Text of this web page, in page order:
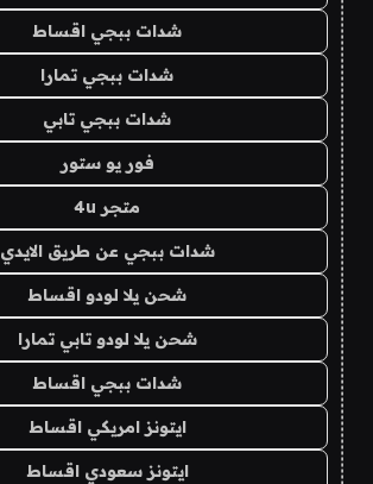
شدات ببجي اقساط
شدات ببجي تمارا
شدات ببجي تابي
فور يو ستور
متجر 4u
شدات ببجي عن طريق الايدي
شحن يلا لودو اقساط
شحن يلا لودو تابي تمارا
شدات ببجي اقساط
ايتونز امريكي اقساط
ايتونز سعودي اقساط